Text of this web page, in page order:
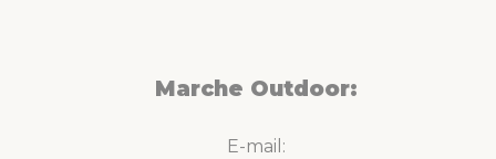
Marche Outdoor:
E-mail: